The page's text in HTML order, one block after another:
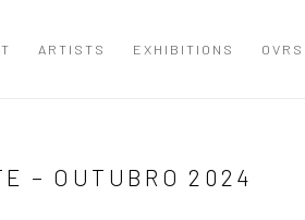
ARTISTS EXHIBITIONS OVRS
– OUTUBRO 2024